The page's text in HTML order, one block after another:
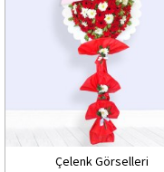
Çelenk Görselleri